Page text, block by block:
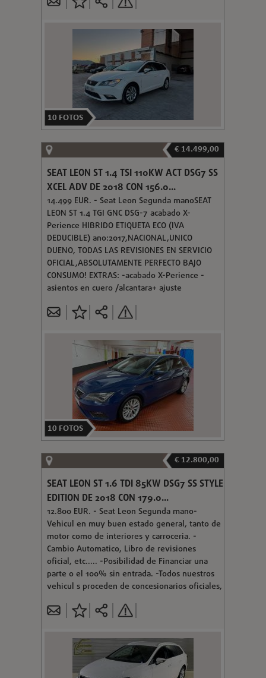
10 FOTOS
€ 14.499,00
SEAT LEON ST 1.4 TSI 110KW ACT DSG7 SS
XCEL ADV DE 2018 CON 156.0...
14.499 EUR. - Seat Leon Segunda manoSEAT
LEON ST 1.4 TGI GNC DSG-7 acabado X-
Perience HIBRIDO ETIQUETA ECO (IVA
DEDUCIBLE) ano:2017,NACIONAL,UNICO
DUENO, TODAS LAS REVISIONES EN SERVICIO
OFICIAL,ABSOLUTAMENTE PERFECTO BAJO
CONSUMO! EXTRAS: -acabado X-Perience -
asientos en cuero /alcantara+ ajuste
10 FOTOS
€ 12.800,00
SEAT LEON ST 1.6 TDI 85KW DSG7 SS STYLE
EDITION DE 2018 CON 179.0...
12.800 EUR. - Seat Leon Segunda mano-
Vehicul en muy buen estado general, tanto de
motor como de interiores y carroceria. -
Cambio Automatico, Libro de revisiones
oficial, etc..... -Posibilidad de Financiar una
parte o el 100% sin entrada. -Todos nuestros
vehicul s proceden de concesionarios oficiales,